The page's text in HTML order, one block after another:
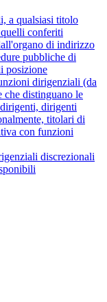
a qualsiasi titolo
conferiti
di indirizzo
pubbliche di
posizione
dirigenziali (da
che distinguano le
dirigenti
titolari di
con funzioni
discrezionali